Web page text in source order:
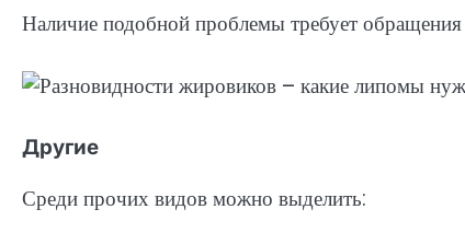
Наличие подобной проблемы требует
Другие
Среди прочих видов можно выделить: